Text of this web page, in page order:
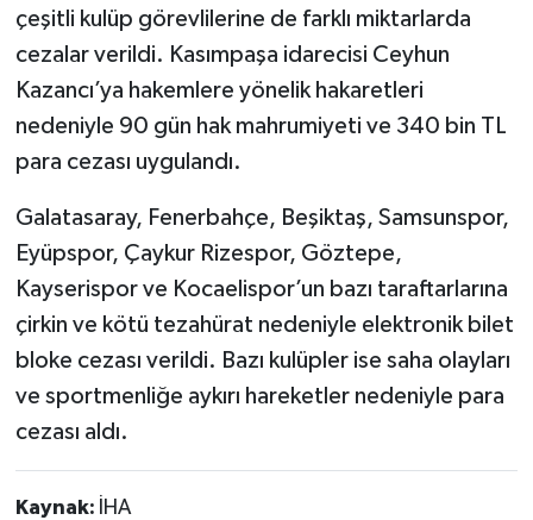
çeşitli kulüp görevlilerine de farklı miktarlarda
cezalar verildi. Kasımpaşa idarecisi Ceyhun
Kazancı’ya hakemlere yönelik hakaretleri
nedeniyle 90 gün hak mahrumiyeti ve 340 bin TL
para cezası uygulandı.
Galatasaray, Fenerbahçe, Beşiktaş, Samsunspor,
Eyüpspor, Çaykur Rizespor, Göztepe,
Kayserispor ve Kocaelispor’un bazı taraftarlarına
çirkin ve kötü tezahürat nedeniyle elektronik bilet
bloke cezası verildi. Bazı kulüpler ise saha olayları
ve sportmenliğe aykırı hareketler nedeniyle para
cezası aldı.
Kaynak: İHA